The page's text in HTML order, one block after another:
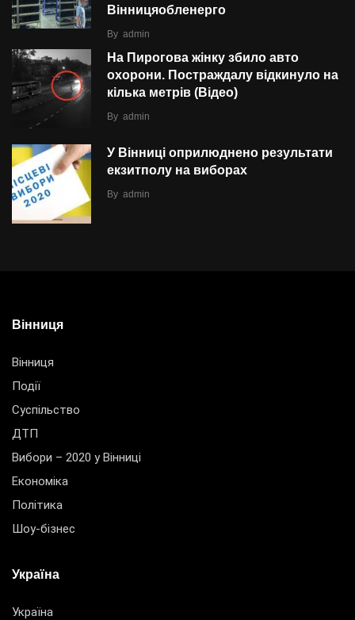
Вінницяобленерго
By admin
На Пирогова жінку збило авто
охорони. Постраждалу відкинуло на
кілька метрів (Відео)
By admin
У Вінниці оприлюднено результати
екзитполу на виборах
By admin
Вінниця
Вінниця
Події
Суспільство
ДТП
Вибори – 2020 у Вінниці
Економіка
Політика
Шоу-бізнес
Україна
Україна